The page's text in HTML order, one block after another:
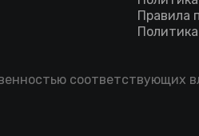
Правила
соответствующих